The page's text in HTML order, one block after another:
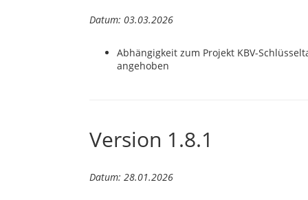
Datum: 03.03.2026
Abhängigkeit zum Projekt KBV-
angehoben
Version 1.8.1
Datum: 28.01.2026